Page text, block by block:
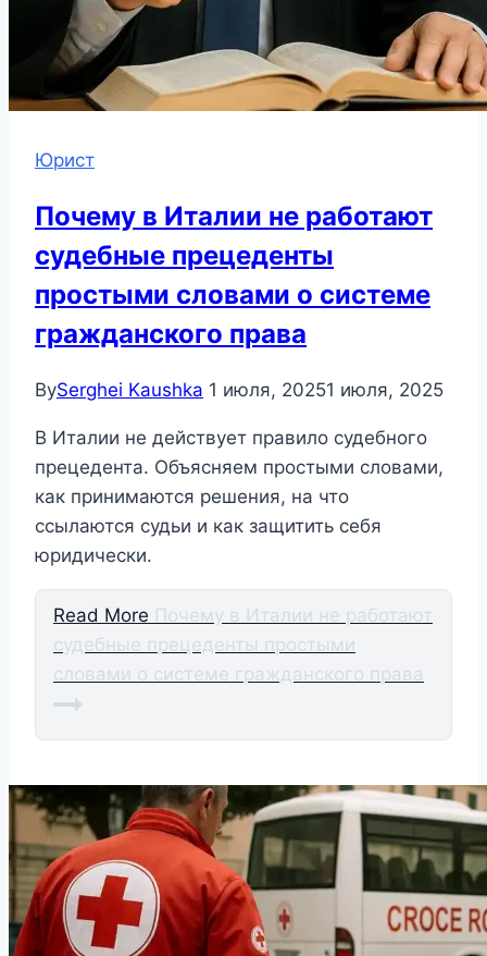
Юрист
Почему в Италии не работают
судебные прецеденты
простыми словами о системе
гражданского права
BySerghei Kaushka 1 июля, 20251 июля, 2025
В Италии не действует правило судебного
прецедента. Объясняем простыми словами,
как принимаются решения, на что
ссылаются судьи и как защитить себя
юридически.
Read More Почему в Италии не работают
судебные прецеденты простыми
словами о системе гражданского права